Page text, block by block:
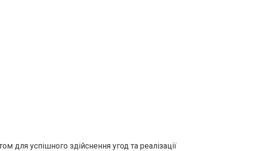
для успішного здійснення угод та реалізації